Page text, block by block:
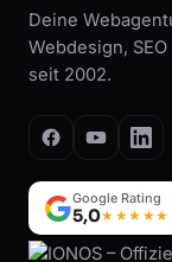
Deine
Webdesign,
seit 2002.
Google Rating
5,0★★★★★